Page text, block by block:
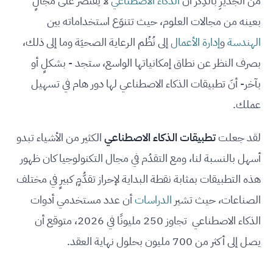
بعينه من مجالات العلوم، حيث تتنوَع استخداماته بين
الهندسةوإدارة الأعمالإلى نُظُم الرعاية الصحيَة وما إلى ذلك،
بصرف النظر عن نطاق إمكانياتها الواسع، ستجد - بشكلٍ أو
بآخر- أنَ تطبيقات الذكاء الاصطناعي لها دور هام في تسهيل
عملك.
لقد جعلتتطبيقات الذكاء الاصطناعيالكثير من الأشياء تبدو
أسهل بالنسبة لنا، ومع التقدُم في مجال التكنولوجيا كان ظهور
هذه التطبيقات بمثابة نقطة البداية لإحراز تقدُّمٍ كبيرٍ في مختلف
الصناعات، حيث تشير الدراساتأن عدد مستخدمي أدوات
الذكاء الاصطناعي تجاوز 250 مليونًا في 2026، متوقع أن
يصل إلى أكثر من 700 مليون بحلول نهاية العقد.